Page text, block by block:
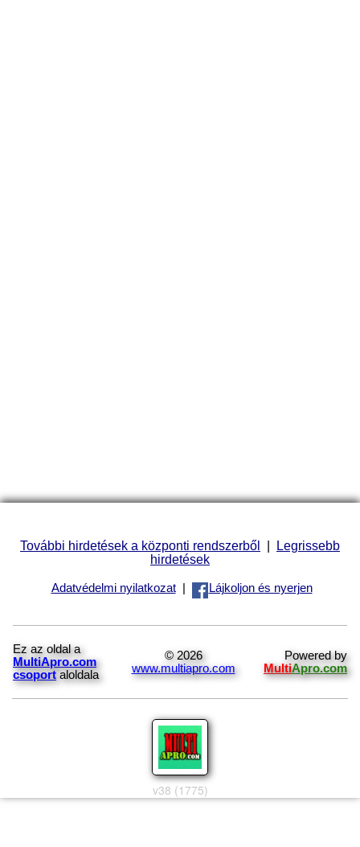
További hirdetések a központi rendszerből | Legrissebb
hirdetések
Adatvédelmi nyilatkozat| Lájkoljon és nyerjen
Ez az oldal a
MultiApro.com
csoport aloldala
© 2026
www.multiapro.com
Powered by
MultiApro.com
v38 (1775)